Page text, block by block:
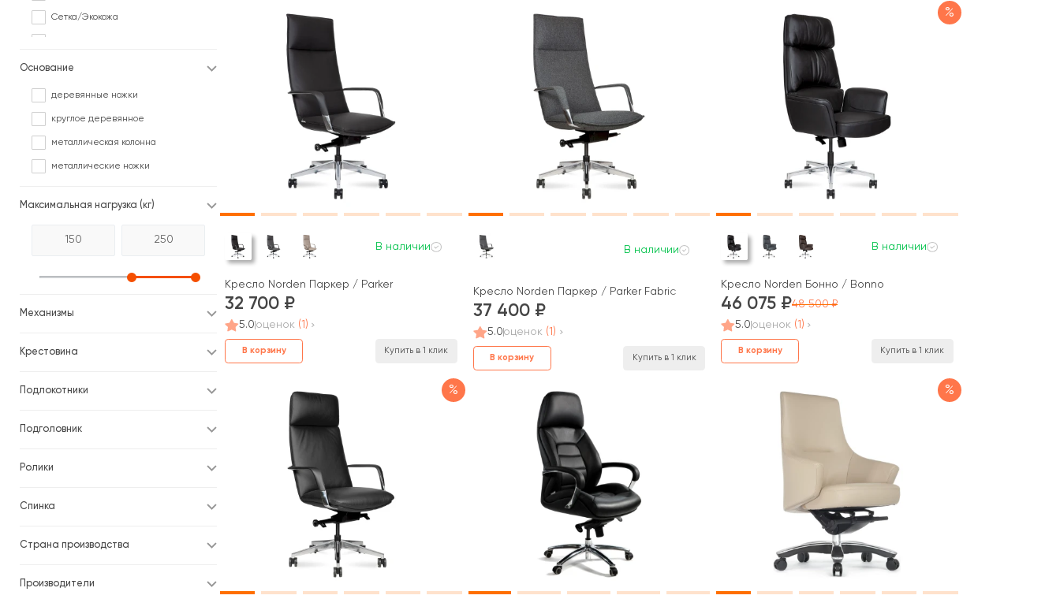
Сетка/Экокожа
Ткань/Дерево
Основание
деревянные ножки
круглое деревянное
металлическая колонна
металлические ножки
Максимальная нагрузка (кг)
Механизмы
Крестовина
Подлокотники
Подголовник
Ролики
Спинка
Страна производства
Производители
В наличии
Кресло Norden Паркер / Parker
32 700
5.0оценок (1)
В корзину Купить в 1 клик
В наличии
Кресло Norden Паркер / Parker Fabric
37 400
5.0оценок (1)
В корзину Купить в 1 клик
%
В наличии
Кресло Norden Бонно / Bonno
46 075
48 500
5.0оценок (1)
В корзину Купить в 1 клик
% %